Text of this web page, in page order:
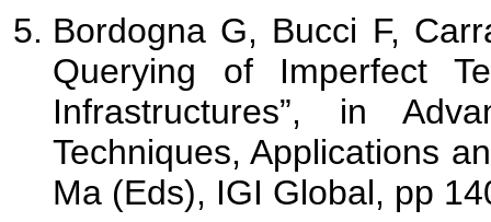
Bordogna G, Bucci F,
Querying of Imperfect
Infrastructures”, in
Techniques, Applications
Ma (Eds), IGI Global, pp